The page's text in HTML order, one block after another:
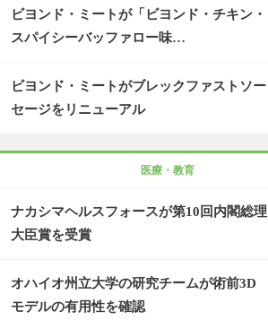
ビヨンド・ミートが「ビヨンド・チキン・
スパイシーバッファロー味…
ビヨンド・ミートがブレックファストソー
セージをリニューアル
医療・教育
ナカシマヘルスフォースが第10回内閣総理
大臣賞を受賞
オハイオ州立大学の研究チームが術前3D
モデルの有用性を確認